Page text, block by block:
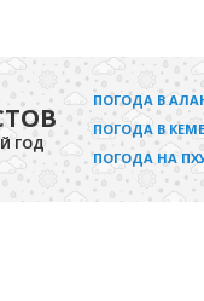
ГОД
ПОГОДА В
ПОГОДА В
ПОГОДА НА